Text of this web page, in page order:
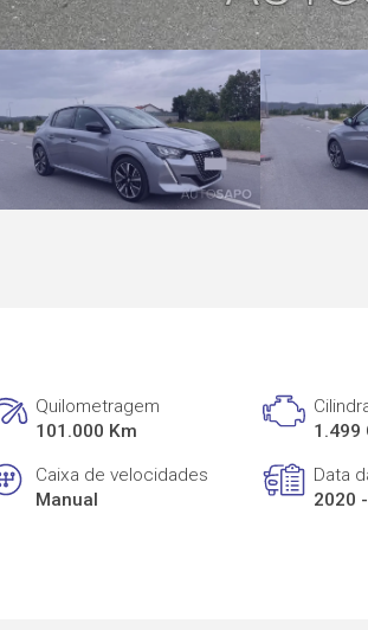
Quilometragem
101.000 Km
1.499
Caixa de velocidades
Manual
Data
2020